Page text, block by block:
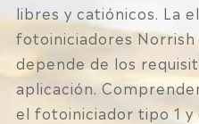
libres y catiónicos. La
fotoiniciadores
depende de los
aplicación.
el fotoiniciador tipo 1 y